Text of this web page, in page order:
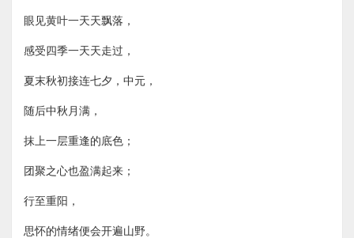
眼见黄叶一天天飘落，
感受四季一天天走过，
夏末秋初接连七夕，中元，
随后中秋月满，
抹上一层重逢的底色；
团聚之心也盈满起来；
行至重阳，
思怀的情绪便会开遍山野。